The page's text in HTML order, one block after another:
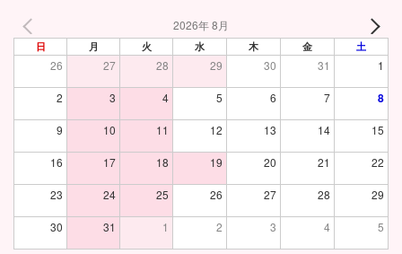
2026年 8月
日 月 火 水 木 金 土
26 27 28 29 30 31 1
2 3 4 5 6 7 8
9 10 11 12 13 14 15
16 17 18 19 20 21 22
23 24 25 26 27 28 29
30 31 1 2 3 4 5